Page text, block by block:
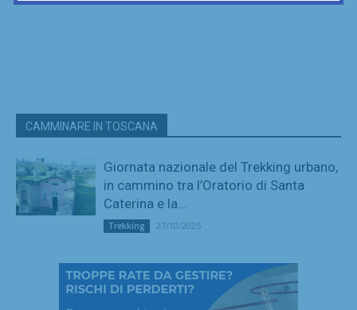
CAMMINARE IN TOSCANA
Giornata nazionale del Trekking urbano,
in cammino tra l’Oratorio di Santa
Caterina e la...
Trekking 27/10/2025